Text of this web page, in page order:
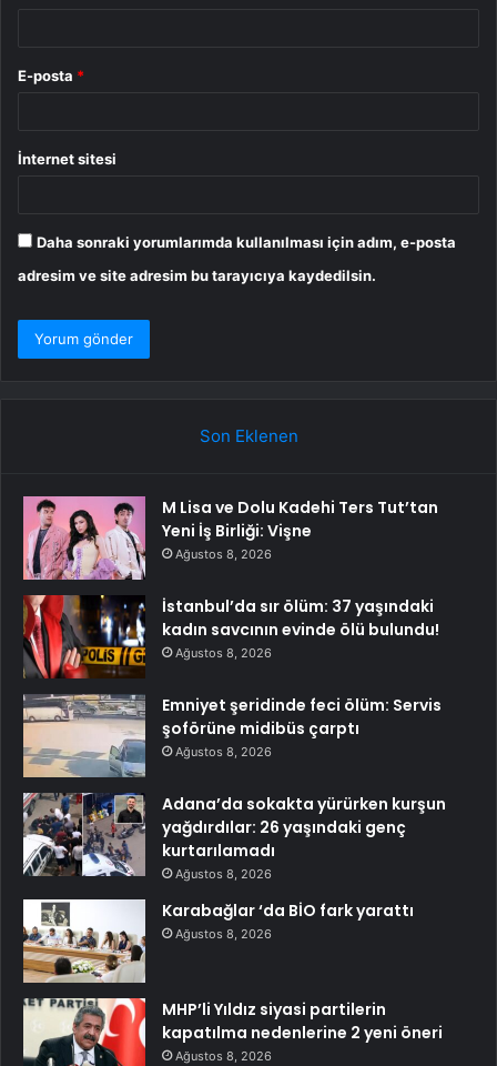
E-posta *
İnternet sitesi
Daha sonraki yorumlarımda kullanılması için adım, e-posta
adresim ve site adresim bu tarayıcıya kaydedilsin.
Son Eklenen
M Lisa ve Dolu Kadehi Ters Tut’tan
Yeni İş Birliği: Vişne
Ağustos 8, 2026
İstanbul’da sır ölüm: 37 yaşındaki
kadın savcının evinde ölü bulundu!
Ağustos 8, 2026
Emniyet şeridinde feci ölüm: Servis
şoförüne midibüs çarptı
Ağustos 8, 2026
Adana’da sokakta yürürken kurşun
yağdırdılar: 26 yaşındaki genç
kurtarılamadı
Ağustos 8, 2026
Karabağlar ‘da BİO fark yarattı
Ağustos 8, 2026
MHP’li Yıldız siyasi partilerin
kapatılma nedenlerine 2 yeni öneri
Ağustos 8, 2026